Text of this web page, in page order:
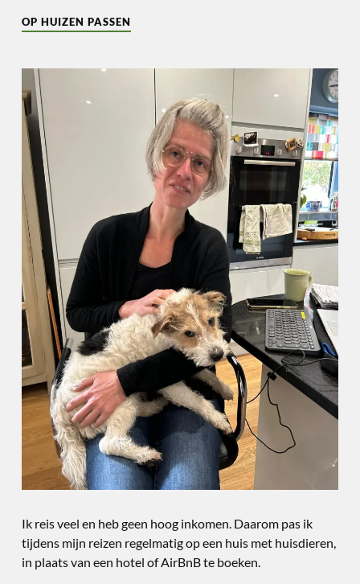
OP HUIZEN PASSEN
Ik reis veel en heb geen hoog inkomen. Daarom pas ik
tijdens mijn reizen regelmatig op een huis met huisdieren,
in plaats van een hotel of AirBnB te boeken.